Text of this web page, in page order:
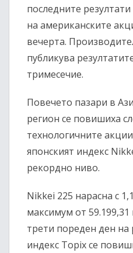
последните
на американските
вечерта.
публикува
тримесечие.
Повечето пазари в
регион се повишиха
технологичните
японският индекс
рекордно ниво.
Nikkei 225 нарасна с
максимум от 59.199,31
трети пореден ден
индекс Topix се